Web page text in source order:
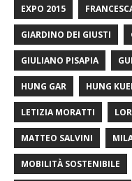
EXPO 2015
GIARDINO DEI GIUSTI
GIULIANO PISAPIA
HUNG GAR HUNG
LETIZIA MORATTI
MATTEO SALVINI
MOBILITÀ SOSTENIBILE